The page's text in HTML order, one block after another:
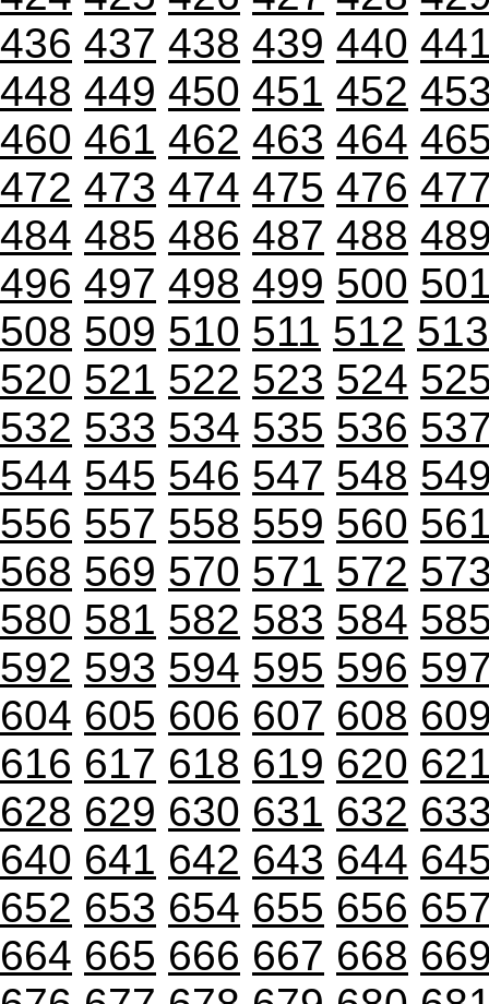
436 437 438 439 440
448 449 450 451 452
460 461 462 463 464
472 473 474 475 476
484 485 486 487 488
496 497 498 499 500
508 509 510 511 512 513
520 521 522 523 524
532 533 534 535 536
544 545 546 547 548
556 557 558 559 560
568 569 570 571 572
580 581 582 583 584
592 593 594 595 596
604 605 606 607 608
616 617 618 619 620
628 629 630 631 632
640 641 642 643 644
652 653 654 655 656
664 665 666 667 668